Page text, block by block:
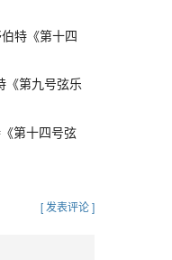
特《第十四
《第九号弦乐
第十四号弦
[ 发表评论 ]